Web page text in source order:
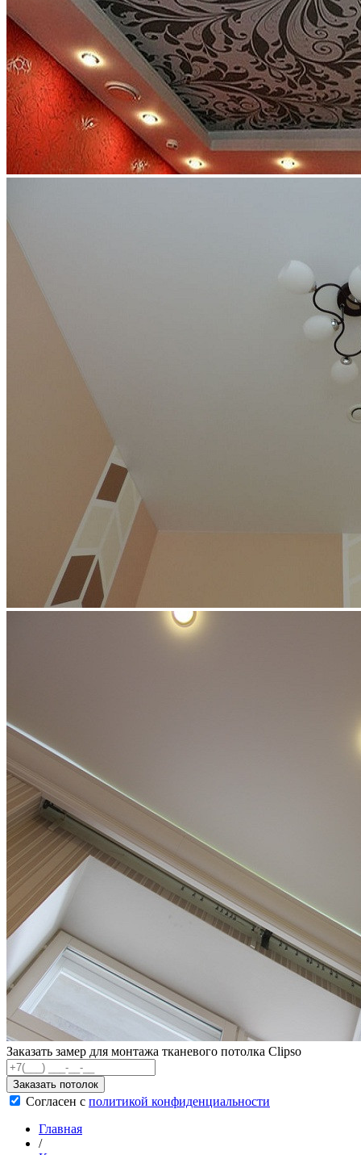
Заказать замер для монтажа тканевого потолка Clipso
Заказать потолок
Согласен с политикой конфиденциальности
Главная
/